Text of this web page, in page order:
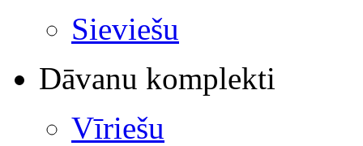
Sieviešu
Dāvanu komplekti
Vīriešu